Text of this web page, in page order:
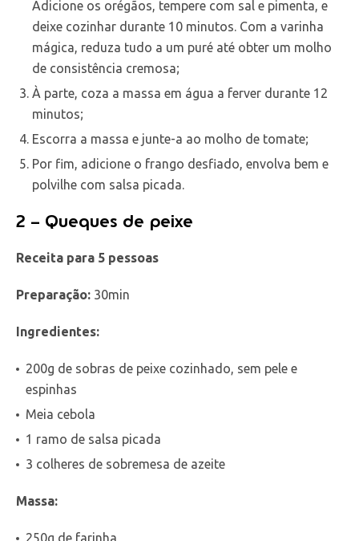
Adicione os orégãos, tempere com sal e pimenta, e
deixe cozinhar durante 10 minutos. Com a varinha
mágica, reduza tudo a um puré até obter um molho
de consistência cremosa;
À parte, coza a massa em água a ferver durante 12
minutos;
Escorra a massa e junte-a ao molho de tomate;
Por fim, adicione o frango desfiado, envolva bem e
polvilhe com salsa picada.
2 – Queques de peixe
Receita para 5 pessoas
Preparação: 30min
Ingredientes:
200g de sobras de peixe cozinhado, sem pele e
espinhas
Meia cebola
1 ramo de salsa picada
3 colheres de sobremesa de azeite
Massa:
250g de farinha